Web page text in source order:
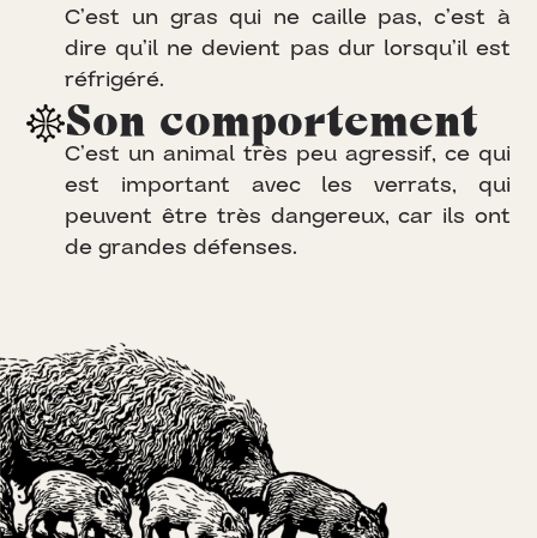
C’est un gras qui ne caille pas, c’est à
dire qu’il ne devient pas dur lorsqu’il est
réfrigéré.
Son comportement
C’est un animal très peu agressif, ce qui
est important avec les verrats, qui
peuvent être très dangereux, car ils ont
degrandes défenses.